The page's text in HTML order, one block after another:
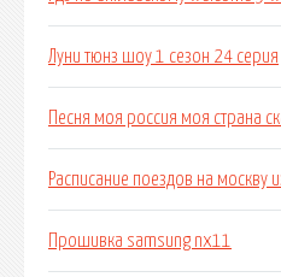
Луни тюнз шоу 1 сезон 24 серия
Песня моя россия моя страна
Расписание поездов на москву
Прошивка samsung nx11